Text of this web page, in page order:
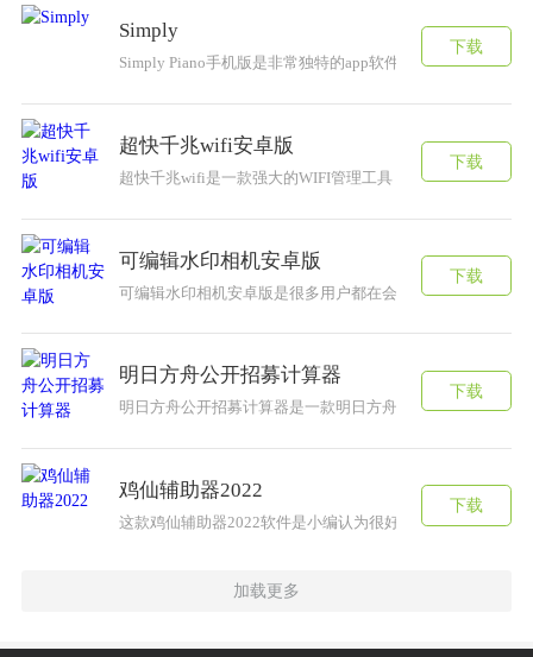
Simply
Simply Piano手机版是非常独特的app软件，有着非常强大
下载
超快千兆wifi安卓版
超快千兆wifi是一款强大的WIFI管理工具，为用户的使用提
下载
可编辑水印相机安卓版
可编辑水印相机安卓版是很多用户都在会使用的手机相机
下载
明日方舟公开招募计算器
明日方舟公开招募计算器是一款明日方舟的游戏辅助软件
下载
鸡仙辅助器2022
这款鸡仙辅助器2022软件是小编认为很好用非常推荐给大
下载
加载更多